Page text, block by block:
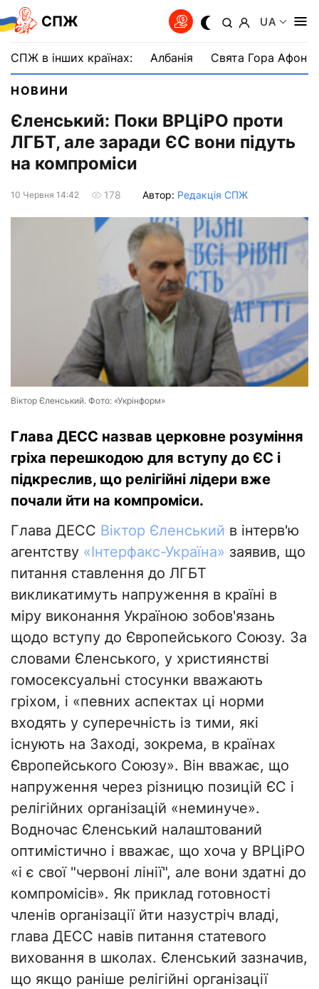
СПЖ UA
СПЖ в інших країнах: Албанія Свята Гора Афон
НОВИНИ
Єленський: Поки ВРЦіРО проти
ЛГБТ, але заради ЄС вони підуть
на компроміси
10 Червня 14:42 178 Автор: Редакція СПЖ
Віктор Єленський. Фото: «Укрінформ»
Глава ДЕСС назвав церковне розуміння
гріха перешкодою для вступу до ЄС і
підкреслив, що релігійні лідери вже
почали йти на компроміси.
Глава ДЕСС Віктор Єленський в інтерв'ю
агентству «Інтерфакс-Україна» заявив, що
питання ставлення до ЛГБТ
викликатимуть напруження в країні в
міру виконання Україною зобов'язань
щодо вступу до Європейського Союзу. За
словами Єленського, у християнстві
гомосексуальні стосунки вважають
гріхом, і «певних аспектах ці норми
входять у суперечність із тими, які
існують на Заході, зокрема, в країнах
Європейського Союзу». Він вважає, що
напруження через різницю позицій ЄС і
релігійних організацій «неминуче».
Водночас Єленський налаштований
оптимістично і вважає, що хоча у ВРЦіРО
«і є свої "червоні лінії", але вони здатні до
компромісів». Як приклад готовності
членів організації йти назустріч владі,
глава ДЕСС навів питання статевого
виховання в школах. Єленський зазначив,
що якщо раніше релігійні організації